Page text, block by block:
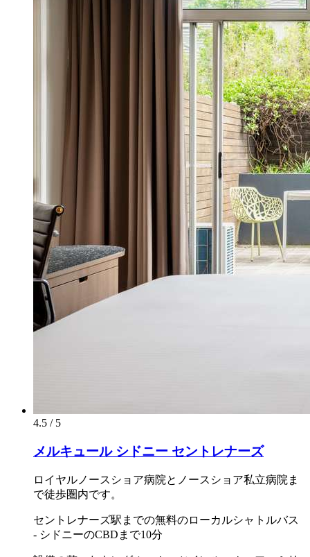
4.5 / 5
メルキュール シドニー セントレナーズ
ロイヤルノースショア病院とノースショア私立病院ま
で徒歩圏内です。
セントレナーズ駅までの無料のローカルシャトルバス
- シドニーのCBDまで10分